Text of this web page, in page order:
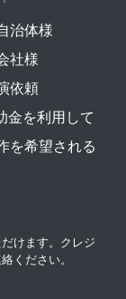
治体様
社様
依頼
金を利用して
を希望される
けます。クレジ
ください。